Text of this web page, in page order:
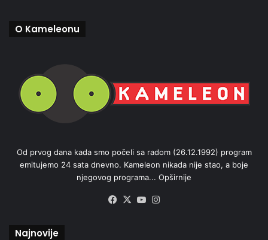
O Kameleonu
Od prvog dana kada smo počeli sa radom (26.12.1992) program
emitujemo 24 sata dnevno. Kameleon nikada nije stao, a boje
njegovog programa... Opširnije
Facebook
X YouTube
Najnovije